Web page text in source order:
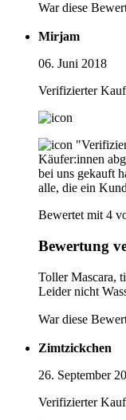
War diese
Mirjam
06. Juni 2018
Verifizierter Kauf
Käufer:innen
bei uns gekauft
alle, die ein
Bewertet mit 4
Bewertung
Toller Mascara,
Leider nicht
War diese
Zimtzickchen
26. September
Verifizierter Kauf